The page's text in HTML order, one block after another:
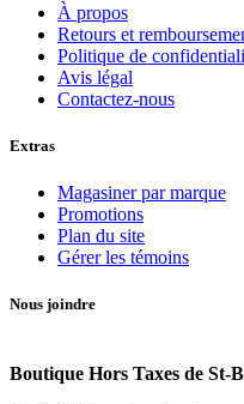
À propos
Retours et
Politique de
Avis légal
Contactez-nous
Extras
Magasiner par marque
Promotions
Plan du site
Gérer les témoins
Nous joindre
Boutique Hors Taxes de St-